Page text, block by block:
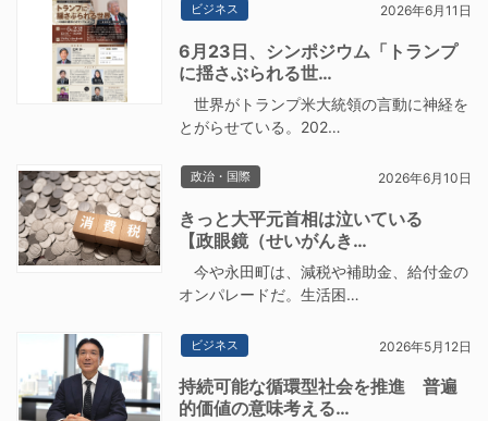
ビジネス 2026年6月11日
6月23日、シンポジウム「トランプ
に揺さぶられる世…
世界がトランプ米大統領の言動に神経を
とがらせている。202…
政治・国際 2026年6月10日
きっと大平元首相は泣いている
【政眼鏡（せいがんき…
今や永田町は、減税や補助金、給付金の
オンパレードだ。生活困…
ビジネス 2026年5月12日
持続可能な循環型社会を推進 普遍
的価値の意味考える…